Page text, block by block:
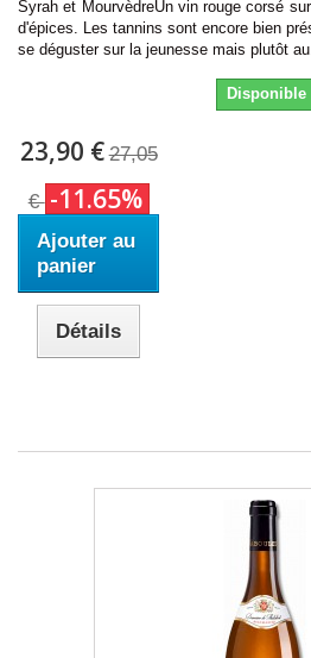
Syrah et MourvèdreUn vin rouge corsé
d'épices. Les tannins sont encore bien
se déguster sur la jeunesse mais plutôt
Disponible
23,90 € 27,05
€ -11.65%
Ajouter au
panier
Détails